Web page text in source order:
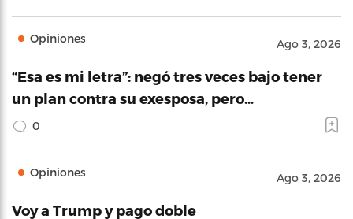
Opiniones Ago 3, 2026
“Esa es mi letra”: negó tres veces bajo tener
un plan contra su exesposa, pero…
0
Opiniones Ago 3, 2026
Voy a Trump y pago doble